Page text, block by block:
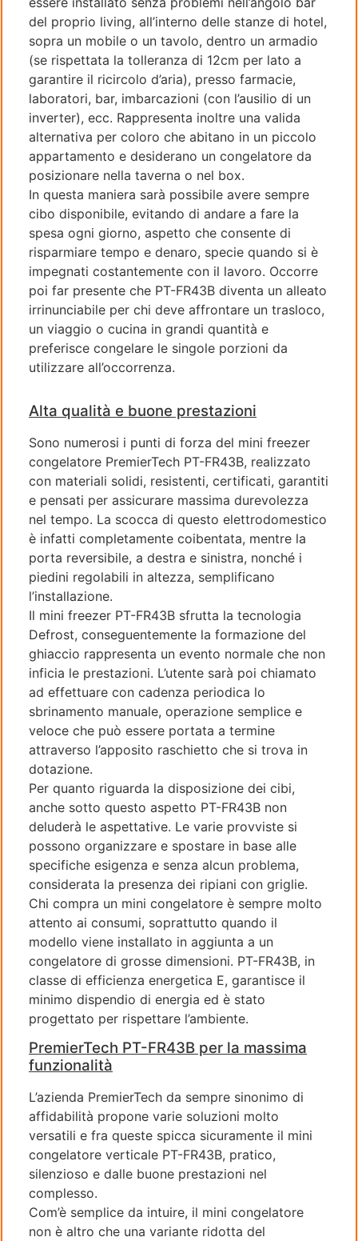
del proprio living, all’interno delle stanze di hotel,
sopra un mobile o un tavolo, dentro un armadio
(se rispettata la tolleranza di 12cm per lato a
garantire il ricircolo d’aria), presso farmacie,
laboratori, bar, imbarcazioni (con l’ausilio di un
inverter), ecc. Rappresenta inoltre una valida
alternativa per coloro che abitano in un piccolo
appartamento e desiderano un congelatore da
posizionare nella taverna o nel box.
In questa maniera sarà possibile avere sempre
cibo disponibile, evitando di andare a fare la
spesa ogni giorno, aspetto che consente di
risparmiare tempo e denaro, specie quando si è
impegnati costantemente con il lavoro. Occorre
poi far presente che PT-FR43B diventa un alleato
irrinunciabile per chi deve affrontare un trasloco,
un viaggio o cucina in grandi quantità e
preferisce congelare le singole porzioni da
utilizzare all’occorrenza.
Alta qualità e buone prestazioni
Sono numerosi i punti di forza del mini freezer
congelatore PremierTech PT-FR43B, realizzato
con materiali solidi, resistenti, certificati, garantiti
e pensati per assicurare massima durevolezza
nel tempo. La scocca di questo elettrodomestico
è infatti completamente coibentata, mentre la
porta reversibile, a destra e sinistra, nonché i
piedini regolabili in altezza, semplificano
l’installazione.
Il mini freezer PT-FR43B sfrutta la tecnologia
Defrost, conseguentemente la formazione del
ghiaccio rappresenta un evento normale che non
inficia le prestazioni. L’utente sarà poi chiamato
ad effettuare con cadenza periodica lo
sbrinamento manuale, operazione semplice e
veloce che può essere portata a termine
attraverso l’apposito raschietto che si trova in
dotazione.
Per quanto riguarda la disposizione dei cibi,
anche sotto questo aspetto PT-FR43B non
deluderà le aspettative. Le varie provviste si
possono organizzare e spostare in base alle
specifiche esigenza e senza alcun problema,
considerata la presenza dei ripiani con griglie.
Chi compra un mini congelatore è sempre molto
attento ai consumi, soprattutto quando il
modello viene installato in aggiunta a un
congelatore di grosse dimensioni. PT-FR43B, in
classe di efficienza energetica E, garantisce il
minimo dispendio di energia ed è stato
progettato per rispettare l’ambiente.
PremierTech PT-FR43B per la massima
funzionalità
L’azienda PremierTech da sempre sinonimo di
affidabilità propone varie soluzioni molto
versatili e fra queste spicca sicuramente il mini
congelatore verticale PT-FR43B, pratico,
silenzioso e dalle buone prestazioni nel
complesso.
Com’è semplice da intuire, il mini congelatore
non è altro che una variante ridotta del